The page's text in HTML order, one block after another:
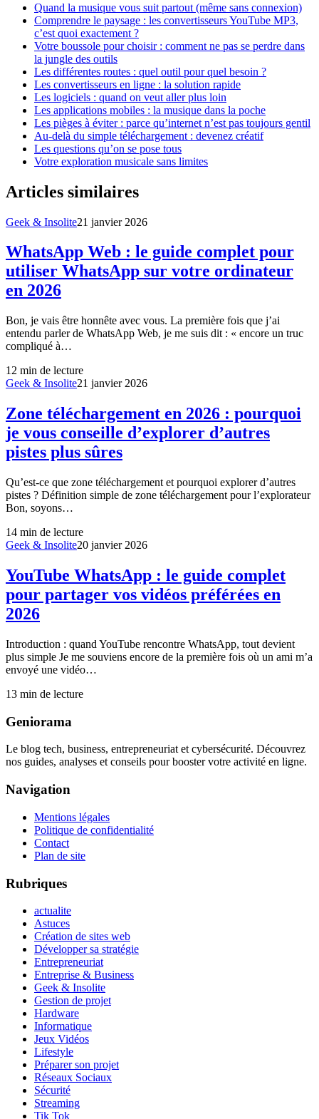
Quand la musique vous suit partout (même sans connexion)
Comprendre le paysage : les convertisseurs YouTube MP3,
c’est quoi exactement ?
Votre boussole pour choisir : comment ne pas se perdre dans
la jungle des outils
Les différentes routes : quel outil pour quel besoin ?
Les convertisseurs en ligne : la solution rapide
Les logiciels : quand on veut aller plus loin
Les applications mobiles : la musique dans la poche
Les pièges à éviter : parce qu’internet n’est pas toujours gentil
Au-delà du simple téléchargement : devenez créatif
Les questions qu’on se pose tous
Votre exploration musicale sans limites
Articles similaires
Geek & Insolite21 janvier 2026
WhatsApp Web : le guide complet pour
utiliser WhatsApp sur votre ordinateur
en 2026
Bon, je vais être honnête avec vous. La première fois que j’ai
entendu parler de WhatsApp Web, je me suis dit : « encore un truc
compliqué à…
12 min de lecture
Geek & Insolite21 janvier 2026
Zone téléchargement en 2026 : pourquoi
je vous conseille d’explorer d’autres
pistes plus sûres
Qu’est-ce que zone téléchargement et pourquoi explorer d’autres
pistes ? Définition simple de zone téléchargement pour l’explorateur
Bon, soyons…
14 min de lecture
Geek & Insolite20 janvier 2026
YouTube WhatsApp : le guide complet
pour partager vos vidéos préférées en
2026
Introduction : quand YouTube rencontre WhatsApp, tout devient
plus simple Je me souviens encore de la première fois où un ami m’a
envoyé une vidéo…
13 min de lecture
Geniorama
Le blog tech, business, entrepreneuriat et cybersécurité. Découvrez
nos guides, analyses et conseils pour booster votre activité en ligne.
Navigation
Mentions légales
Politique de confidentialité
Contact
Plan de site
Rubriques
actualite
Astuces
Création de sites web
Développer sa stratégie
Entrepreneuriat
Entreprise & Business
Geek & Insolite
Gestion de projet
Hardware
Informatique
Jeux Vidéos
Lifestyle
Préparer son projet
Réseaux Sociaux
Sécurité
Streaming
Tik Tok